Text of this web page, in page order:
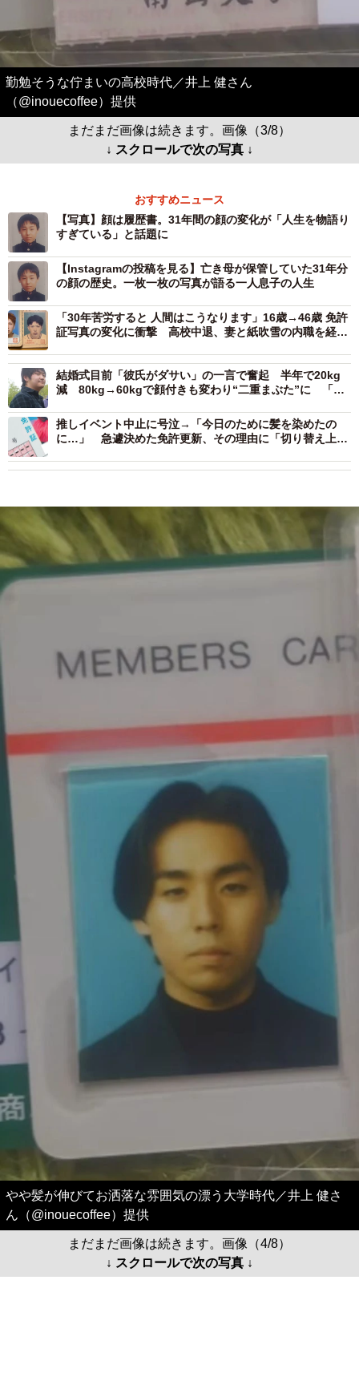
勤勉そうな佇まいの高校時代／井上 健さん
（@inouecoffee）提供
まだまだ画像は続きます。画像（3/8）
↓ スクロールで次の写真 ↓
おすすめニュース
【写真】顔は履歴書。31年間の顔の変化が「人生を物語り
すぎている」と話題に
【Instagramの投稿を見る】亡き母が保管していた31年分
の顔の歴史。一枚一枚の写真が語る一人息子の人生
「30年苦労すると 人間はこうなります」16歳→46歳 免許
証写真の変化に衝撃 高校中退、妻と紙吹雪の内職を経
結婚式目前「彼氏がダサい」の一言で奮起 半年で20kg
減 80kg→60kgで顔付きも変わり“二重まぶた”に 「整
推しイベント中止に号泣→「今日のために髪を染めたの
に…」 急遽決めた免許更新、その理由に「切り替え上
やや髪が伸びてお洒落な雰囲気の漂う大学時代／井上 健さ
ん（@inouecoffee）提供
まだまだ画像は続きます。画像（4/8）
↓ スクロールで次の写真 ↓